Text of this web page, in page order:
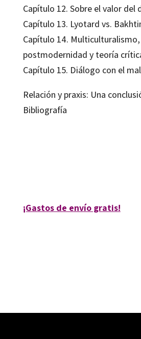
Capítulo 12. Sobre el valor del
Capítulo 13. Lyotard vs.
Capítulo 14. Multiculturalismo,
postmodernidad y teoría
Capítulo 15. Diálogo con el mal
Relación y praxis: Una
Bibliografía
¡Gastos de envío gratis!